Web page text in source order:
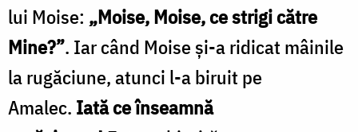
lui Moise: „Moise, Moise, ce strigi către
Mine?”. Iar când Moise și-a ridicat mâinile
la rugăciune, atunci l-a biruit pe
Amalec. Iată ce înseamnă